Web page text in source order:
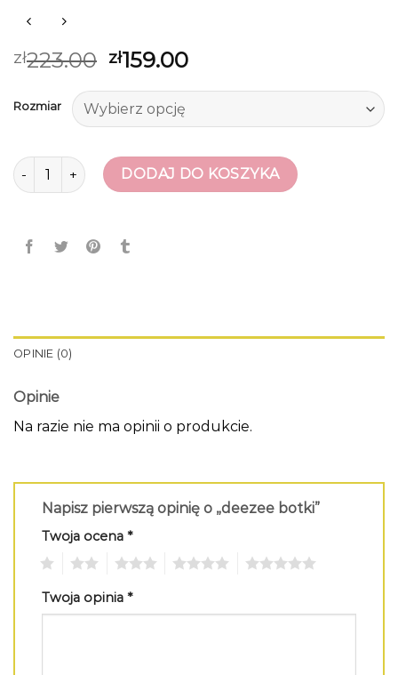
zł223.00 zł159.00
Rozmiar
ilość deezee botkiDODAJ DO KOSZYKA
OPINIE (0)
Opinie
Na razie nie ma opinii o produkcie.
Napisz pierwszą opinię o „deezee botki”
Twoja ocena *
Twoja opinia *